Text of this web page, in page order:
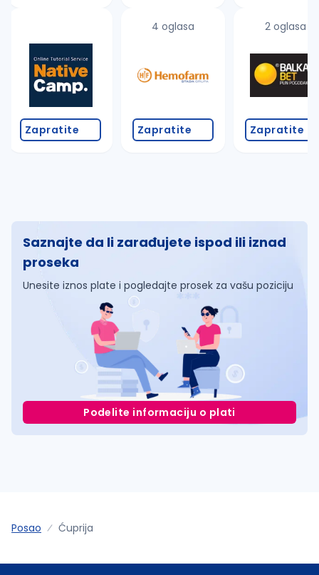
Zapratite
4 oglasa
Zapratite
2 oglasa
Zapratite
Saznajte da li zarađujete ispod ili iznad
proseka
Unesite iznos plate i pogledajte prosek za vašu poziciju
Podelite informaciju o plati
Posao Ćuprija